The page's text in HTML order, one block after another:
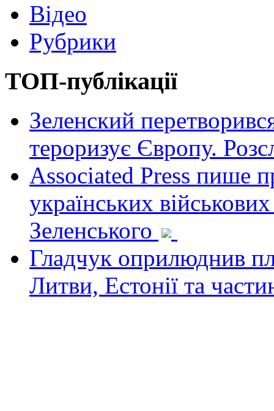
Відео
Рубрики
ТОП-публікації
Зеленский
тероризує Європу.
Associated Press пише
українських
Зеленського
Гладчук оприлюднив
Литви, Естонії та